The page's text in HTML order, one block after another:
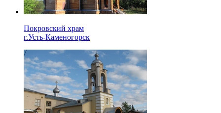
Покровский храм
г.Усть-Каменогорск